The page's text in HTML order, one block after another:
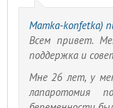
Mamka-konfetka)
Всем привет.
поддержка и
Мне 26 лет, у